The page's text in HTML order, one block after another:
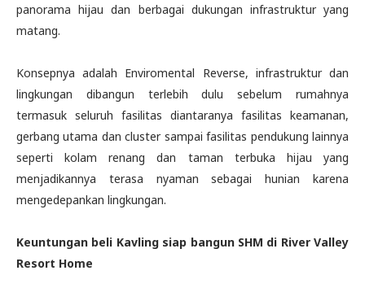
panorama hijau dan berbagai dukungan infrastruktur yang
matang.
Konsepnya adalah Enviromental Reverse, infrastruktur dan
lingkungan dibangun terlebih dulu sebelum rumahnya
termasuk seluruh fasilitas diantaranya fasilitas keamanan,
gerbang utama dan cluster sampai fasilitas pendukung lainnya
seperti kolam renang dan taman terbuka hijau yang
menjadikannya terasa nyaman sebagai hunian karena
mengedepankan lingkungan.
Keuntungan beli Kavling siap bangun SHM di River Valley
Resort Home